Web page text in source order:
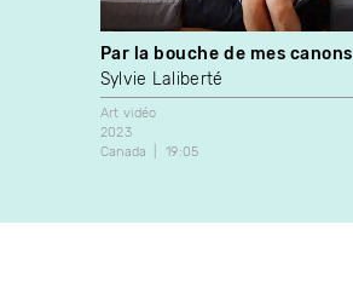
Par la bouche de mes canons
Sylvie Laliberté
Art vidéo
2023
Canada
19:05